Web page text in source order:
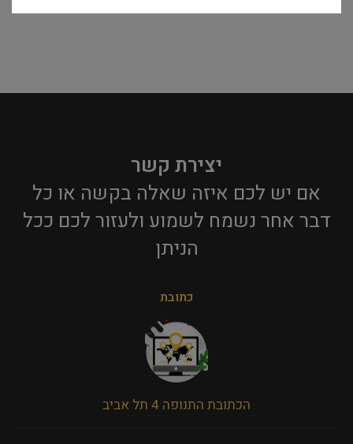
יצירת קשר
אם יש לכם איזה שאלה בקשה או כל
דבר אחר נשמח לשמוע ולעזור לכם ככל
הניתן​
כתובת
הכתובת התנופה 4 תל אביב